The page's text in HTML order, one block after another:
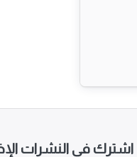
اشترك في النشرات